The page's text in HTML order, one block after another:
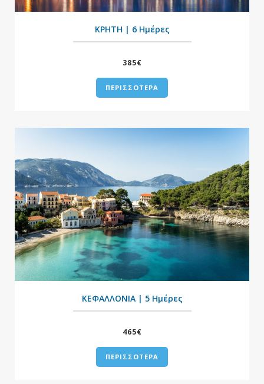
ΚΡΗΤΗ | 6 Ημέρες
385€
ΠΕΡΙΣΣΟΤΕΡΑ
+
ΚΕΦΑΛΛΟΝΙΑ | 5 Ημέρες
465€
ΠΕΡΙΣΣΟΤΕΡΑ